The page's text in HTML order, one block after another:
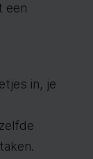
een
in, je